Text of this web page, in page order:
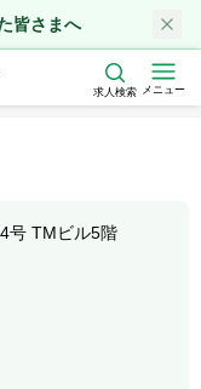
皆さまへ
求人検索 メニュー
号 TMビル5階